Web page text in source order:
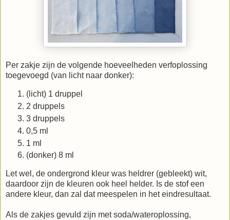
Per zakje zijn de volgende hoeveelheden verfoplossing
toegevoegd (van licht naar donker):
(licht) 1 druppel
2 druppels
3 druppels
0,5 ml
1 ml
(donker) 8 ml
Let wel, de ondergrond kleur was heldrer (gebleekt) wit,
daardoor zijn de kleuren ook heel helder. Is de stof een
andere kleur, dan zal dat meespelen in het eindresultaat.
Als de zakjes gevuld zijn met soda/wateroplossing,